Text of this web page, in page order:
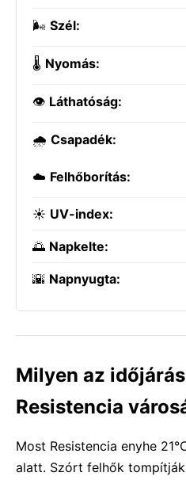
🌬️ Szél:
🌡️ Nyomás:
👁️ Láthatóság:
🌧️ Csapadék:
☁️ Felhőborítás:
☀️ UV-index:
🌅 Napkelte:
🌇 Napnyugta:
Milyen az
Resistencia
Most Resistencia enyhe
alatt. Szórt felhők